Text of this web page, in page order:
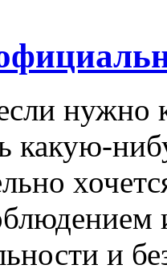
нужно
какую-
и